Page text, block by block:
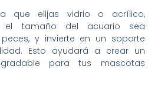
que elijas vidrio o acrílico,
el tamaño del acuario sea
y invierte en un soporte
Esto ayudará a crear un
para tus mascotas